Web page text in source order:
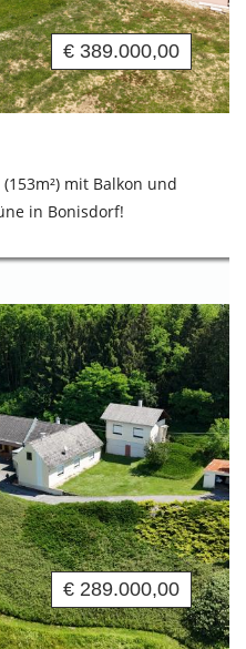
€ 389.000,00
mit Balkon und
in Bonisdorf!
€ 289.000,00